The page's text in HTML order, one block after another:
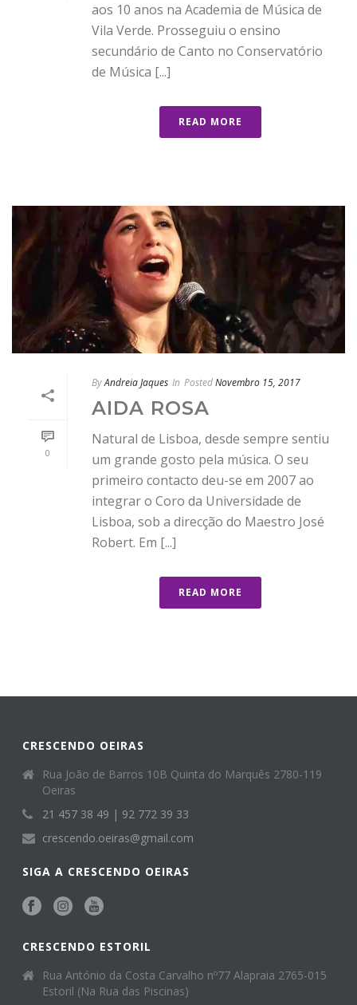
aos 10 anos na Academia de Música de
Vila Verde. Prosseguiu o ensino
secundário de Canto no Conservatório
de Música [...]
READ MORE
0
ByAndreia Jaques In PostedNovembro 15, 2017
AIDA ROSA
Natural de Lisboa, desde sempre sentiu
um grande gosto pela música. O seu
primeiro contacto deu-se em 2007 ao
integrar o Coro da Universidade de
Lisboa, sob a direcção do Maestro José
Robert. Em [...]
READ MORE
CRESCENDO OEIRAS
Rua João de Barros 10B Quinta do Marquês 2780-119
Oeiras
21 457 38 49 | 92 772 39 33
crescendo.oeiras@gmail.com
SIGA A CRESCENDO OEIRAS
CRESCENDO ESTORIL
Rua António da Costa Carvalho nº77 Alapraia 2765-015
Estoril (Na Rua das Piscinas)